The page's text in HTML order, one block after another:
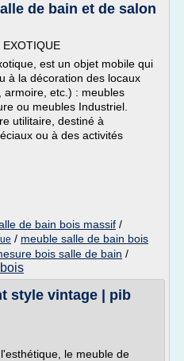
de bain et de salon
EXOTIQUE
est un objet mobile qui
à la décoration des locaux
armoire, etc.) : meubles
ou meubles Industriel.
utilitaire, destiné à
ou à des activités
de bain bois massif /
/ meuble salle de bain bois
bois salle de bain /
style vintage | pib
le meuble de